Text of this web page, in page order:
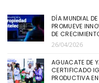
DÍA MUNDIAL DE
PROMUEVE
DE
26/04/2026
AGUACATE DE
CERTIFICADO
PRODUCTIVA